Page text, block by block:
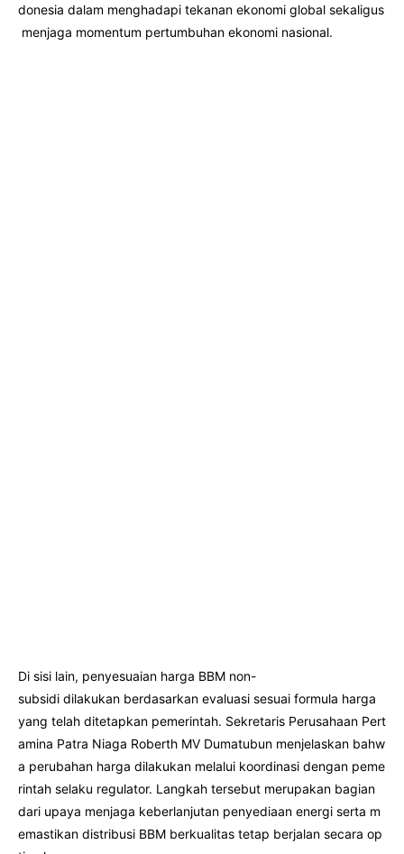
donesia dalam menghadapi tekanan ekonomi global sekaligus
menjaga momentum pertumbuhan ekonomi nasional.
Di sisi lain, penyesuaian harga BBM non-
subsidi dilakukan berdasarkan evaluasi sesuai formula harga
yang telah ditetapkan pemerintah. Sekretaris Perusahaan Pert
amina Patra Niaga Roberth MV Dumatubun menjelaskan bahw
a perubahan harga dilakukan melalui koordinasi dengan peme
rintah selaku regulator. Langkah tersebut merupakan bagian
dari upaya menjaga keberlanjutan penyediaan energi serta m
emastikan distribusi BBM berkualitas tetap berjalan secara op